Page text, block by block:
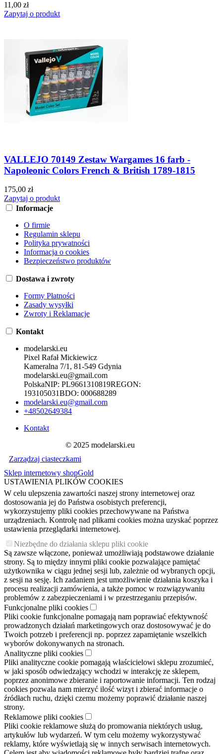
11,00 zł
Zapytaj o produkt
VALLEJO 70149 Zestaw Wargames 16 farb -
Napoleonic Colors French & British 1789-1815
175,00 zł
Zapytaj o produkt
Informacje
O firmie
Regulamin sklepu
Polityka prywatności
Informacja o cookies
Bezpieczeństwo produktów
Dostawa i zwroty
Formy Płatności
Zasady wysyłki
Zwroty i Reklamacje
Kontakt
modelarski.eu
Pixel Rafał Mickiewicz
Kameralna 7/1, 81-549 Gdynia
modelarski.eu@gmail.com
PolskaNIP: PL9661310819REGON:
193105031BDO: 000688289
modelarski.eu@gmail.com
+48502649384
Kontakt
© 2025 modelarski.eu
Zarządzaj ciasteczkami
Sklep internetowy shopGold
USTAWIENIA PLIKÓW COOKIES
W celu ulepszenia zawartości naszej strony internetowej oraz
dostosowania jej do Państwa osobistych preferencji,
wykorzystujemy pliki cookies przechowywane na Państwa
urządzeniach. Kontrolę nad plikami cookies można uzyskać poprzez
ustawienia przeglądarki internetowej.
Niezbędne do działania sklepu pliki cookie
Są zawsze włączone, ponieważ umożliwiają podstawowe działanie
strony. Są to między innymi pliki cookie pozwalające pamiętać
użytkownika w ciągu jednej sesji lub, zależnie od wybranych opcji,
z sesji na sesję. Ich zadaniem jest umożliwienie działania koszyka i
procesu realizacji zamówienia, a także pomoc w rozwiązywaniu
problemów z zabezpieczeniami i w przestrzeganiu przepisów.
Funkcjonalne pliki cookies
Pliki cookie funkcjonalne pomagają nam poprawiać efektywność
prowadzonych działań marketingowych oraz dostosowywać je do
Twoich potrzeb i preferencji np. poprzez zapamiętanie wszelkich
wyborów dokonywanych na stronach.
Analityczne pliki cookies
Pliki analityczne cookie pomagają właścicielowi sklepu zrozumieć,
w jaki sposób odwiedzający wchodzi w interakcję ze sklepem,
poprzez anonimowe zbieranie i raportowanie informacji. Ten rodzaj
cookies pozwala nam mierzyć ilość wizyt i zbierać informacje o
źródłach ruchu, dzięki czemu możemy poprawić działanie naszej
strony.
Reklamowe pliki cookies
Pliki cookie reklamowe służą do promowania niektórych usług,
artykułów lub wydarzeń. W tym celu możemy wykorzystywać
reklamy, które wyświetlają się w innych serwisach internetowych.